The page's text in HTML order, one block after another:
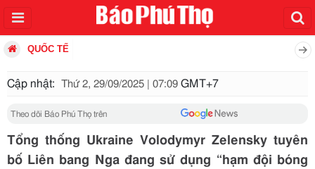
QUỐC TẾ
Cập nhật: Thứ 2, 29/09/2025 | 07:09 GMT+7
Theo dõi Báo Phú Thọ trên
Tổng thống Ukraine Volodymyr Zelensky tuyên
bố Liên bang Nga đang sử dụng “hạm đội bóng